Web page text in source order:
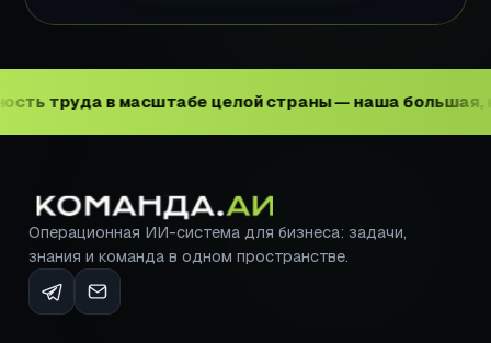
в масштабе целой страны — наша большая, но
Операционная ИИ-система для бизнеса: задачи,
знания и команда в одном пространстве.